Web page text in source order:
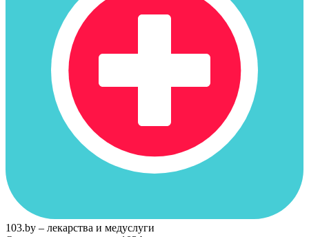
103.by – лекарства и медуслуги